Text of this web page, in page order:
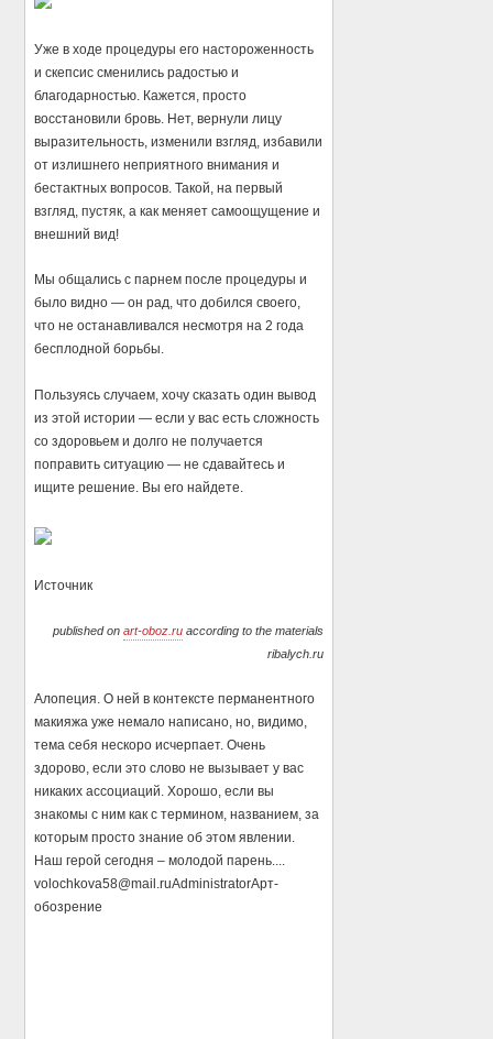
Уже в ходе процедуры его настороженность
и скепсис сменились радостью и
благодарностью. Кажется, просто
восстановили бровь. Нет, вернули лицу
выразительность, изменили взгляд, избавили
от излишнего неприятного внимания и
бестактных вопросов. Такой, на первый
взгляд, пустяк, а как меняет самоощущение и
внешний вид!
Мы общались с парнем после процедуры и
было видно — он рад, что добился своего,
что не останавливался несмотря на 2 года
бесплодной борьбы.
Пользуясь случаем, хочу сказать один вывод
из этой истории — если у вас есть сложность
со здоровьем и долго не получается
поправить ситуацию — не сдавайтесь и
ищите решение. Вы его найдете.
Источник
published on art-oboz.ruaccording to the materials
ribalych.ru
Алопеция. О ней в контексте перманентного
макияжа уже немало написано, но, видимо,
тема себя нескоро исчерпает. Очень
здорово, если это слово не вызывает у вас
никаких ассоциаций. Хорошо, если вы
знакомы с ним как с термином, названием, за
которым просто знание об этом явлении.
Наш герой сегодня – молодой парень....
volochkova58@mail.ruAdministratorАрт-
обозрение